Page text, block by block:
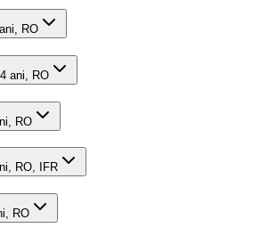
RO
ani, RO
RO
RO, IFR
RO